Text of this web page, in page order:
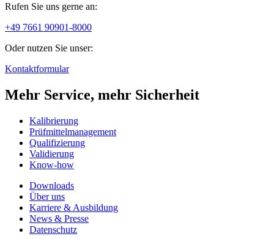
Rufen Sie uns gerne an:
+49 7661 90901-8000
Oder nutzen Sie unser:
Kontaktformular
Mehr Service, mehr Sicherheit
Kalibrierung
Prüfmittelmanagement
Qualifizierung
Validierung
Know-how
Downloads
Über uns
Karriere & Ausbildung
News & Presse
Datenschutz